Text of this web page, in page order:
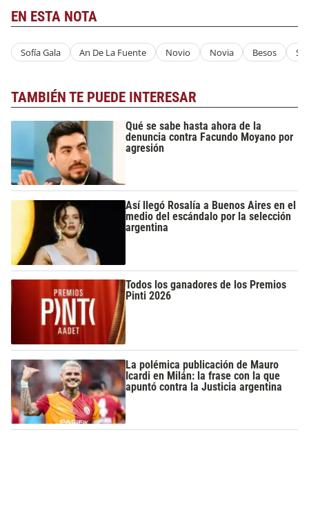
EN ESTA NOTA
Sofía Gala An De La Fuente Novio Novia Besos
TAMBIÉN TE PUEDE INTERESAR
Qué se sabe hasta ahora de la
denuncia contra Facundo Moyano por
agresión
Así llegó Rosalía a Buenos Aires en el
medio del escándalo por la selección
argentina
Todos los ganadores de los Premios
Pinti 2026
La polémica publicación de Mauro
Icardi en Milán: la frase con la que
apuntó contra la Justicia argentina